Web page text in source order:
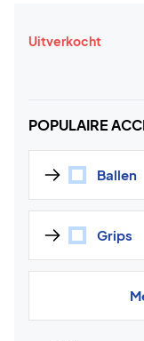
Uitverkocht
POPULAIRE
Ballen
Grips